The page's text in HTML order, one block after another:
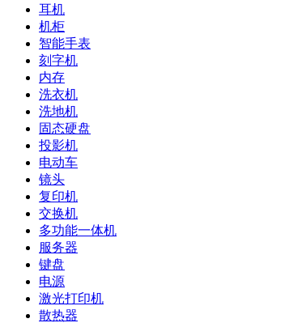
耳机
机柜
智能手表
刻字机
内存
洗衣机
洗地机
固态硬盘
投影机
电动车
镜头
复印机
交换机
多功能一体机
服务器
键盘
电源
激光打印机
散热器